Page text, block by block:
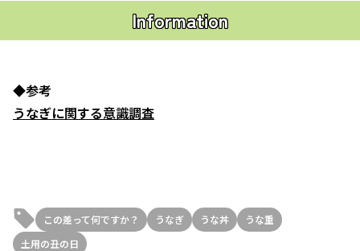
Information
◆参考
うなぎに関する意識調査
この差って何ですか？ うなぎ うな丼
うな重
土用の丑の日